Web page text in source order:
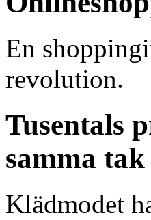
En
revolution.
Tusentals
samma tak
Klädmodet